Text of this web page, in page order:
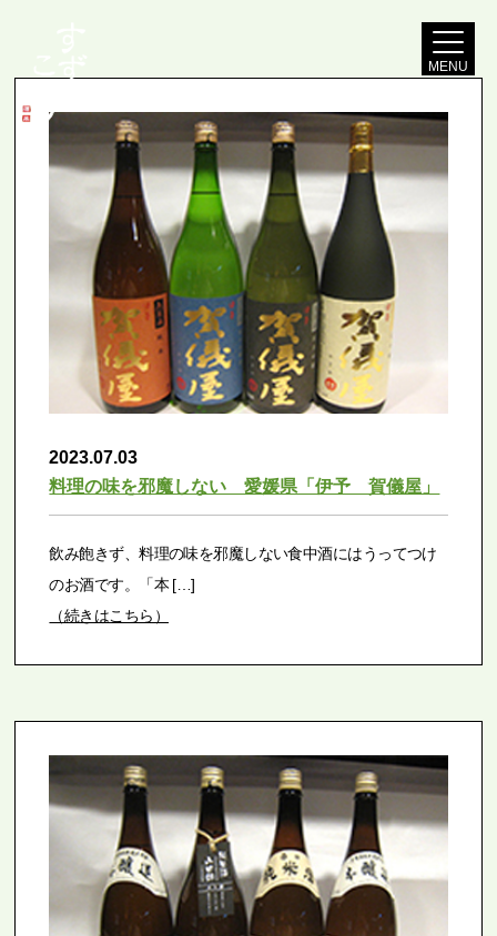
MENU
2023.07.03
料理の味を邪魔しない 愛媛県「伊予 賀儀屋」
飲み飽きず、料理の味を邪魔しない食中酒にはうってつけ
のお酒です。「本 […]
（続きはこちら）